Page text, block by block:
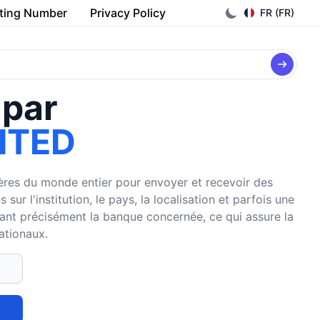
FR (FR)
Number Privacy Policy
du monde entier pour envoyer et recevoir des
sur l'institution, le pays, la localisation et parfois une
précisément la banque concernée, ce qui assure la